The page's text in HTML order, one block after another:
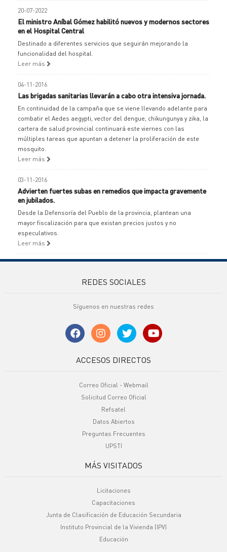
20-07-2022
El ministro Aníbal Gómez habilitó nuevos y modernos sectores
en el Hospital Central
Destinado a diferentes servicios que seguirán mejorando la
funcionalidad del hospital.
Leer más
04-11-2016
Las brigadas sanitarias llevarán a cabo otra intensiva jornada.
En continuidad de la campaña que se viene llevando adelante para
combatir el Aedes aegypti, vector del dengue, chikungunya y zika, la
cartera de salud provincial continuará este viernes con las
múltiples tareas que apuntan a detener la proliferación de este
mosquito.
Leer más
03-11-2016
Advierten fuertes subas en remedios que impacta gravemente
en jubilados.
Desde la Defensoría del Pueblo de la provincia, plantean una
mayor fiscalización para que existan precios justos y no
especulativos.
Leer más
REDES SOCIALES
Síguenos en nuestras redes
ACCESOS DIRECTOS
Correo Oficial - Webmail
Solicitud Correo Oficial
Refsatel
Datos Abiertos
Preguntas Frecuentes
UPSTI
MÁS VISITADOS
Licitaciones
Capacitaciones
Junta de Clasificación de Educación Secundaria
Instituto Provincial de la Vivienda (IPV)
Educación